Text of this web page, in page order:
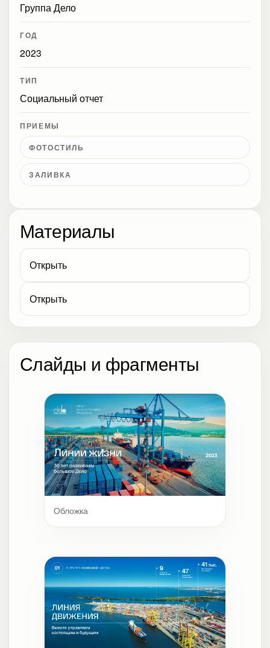
Группа Дело
ГОД
2023
ТИП
Социальный отчет
ПРИЕМЫ
ФОТОСТИЛЬ
ЗАЛИВКА
Материалы
Открыть
Открыть
Слайды и фрагменты
Обложка